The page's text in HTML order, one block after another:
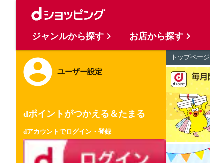
ユーザー設定
dポイントがつかえる＆たまる
dアカウントでログイン・登録
トップページ
ジャンルから探す お店から探す